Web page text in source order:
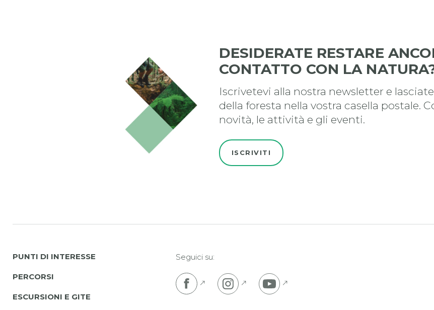
DESIDERATE RESTARE
CONTATTO CON LA
Iscrivetevi alla nostra newsletter e
della foresta nella vostra casella postale.
novità, le attività e gli eventi.
ISCRIVITI
PUNTI DI INTERESSE
PERCORSI
ESCURSIONI E GITE
Seguici su:
Pojdi na Facebook stran
Pojdi na Instagram stran